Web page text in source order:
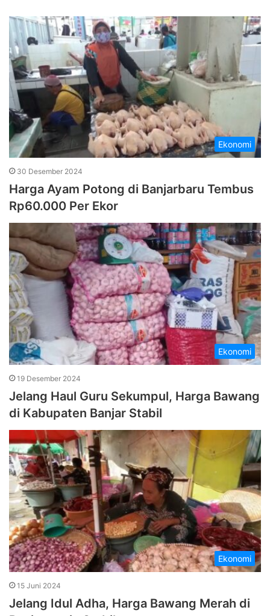
Ekonomi
30 Desember 2024
Harga Ayam Potong di Banjarbaru Tembus
Rp60.000 Per Ekor
Ekonomi
19 Desember 2024
Jelang Haul Guru Sekumpul, Harga Bawang
di Kabupaten Banjar Stabil
Ekonomi
15 Juni 2024
Jelang Idul Adha, Harga Bawang Merah di